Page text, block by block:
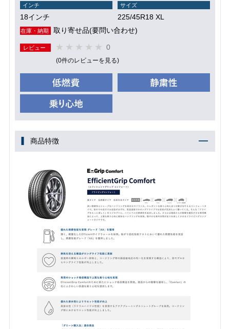
インチ
18インチ
サイズ
225/45R18 XL
在庫・納期 取り寄せ品(要問い合わせ)
レビュー 0
(0件のレビューを見る)
商品特徴